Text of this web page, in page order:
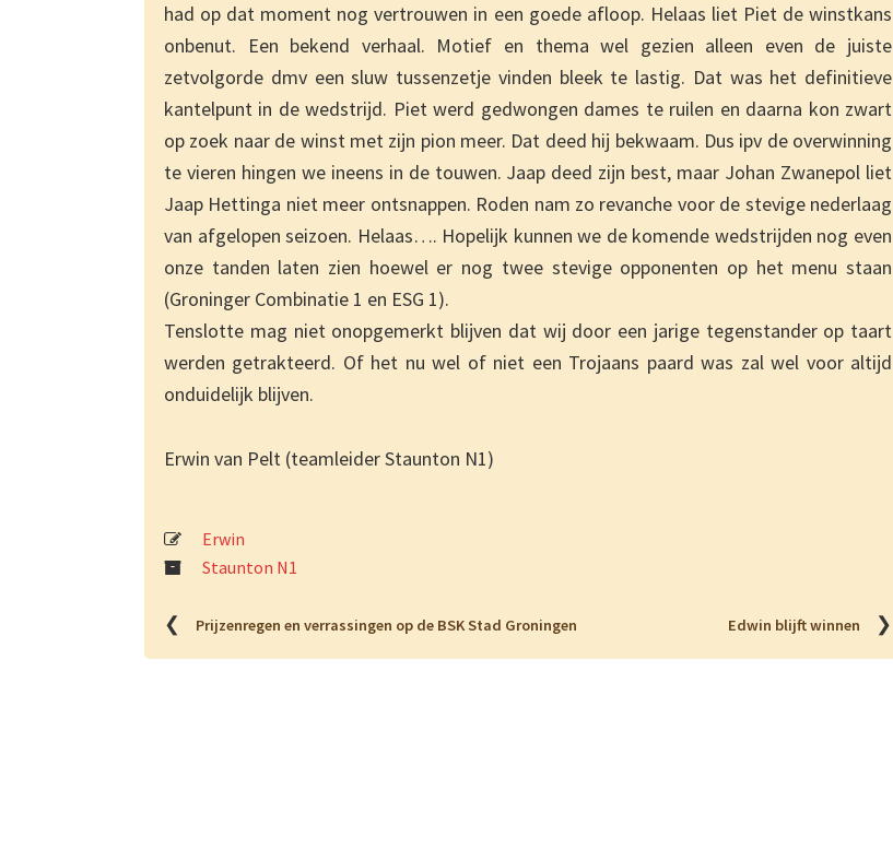
had op dat moment nog vertrouwen in een goede afloop. Helaas liet Piet de winstkans
onbenut. Een bekend verhaal. Motief en thema wel gezien alleen even de juiste
zetvolgorde dmv een sluw tussenzetje vinden bleek te lastig. Dat was het definitieve
kantelpunt in de wedstrijd. Piet werd gedwongen dames te ruilen en daarna kon zwart
op zoek naar de winst met zijn pion meer. Dat deed hij bekwaam. Dus ipv de overwinning
te vieren hingen we ineens in de touwen. Jaap deed zijn best, maar Johan Zwanepol liet
Jaap Hettinga niet meer ontsnappen. Roden nam zo revanche voor de stevige nederlaag
van afgelopen seizoen. Helaas…. Hopelijk kunnen we de komende wedstrijden nog even
onze tanden laten zien hoewel er nog twee stevige opponenten op het menu staan
(Groninger Combinatie 1 en ESG 1).
Tenslotte mag niet onopgemerkt blijven dat wij door een jarige tegenstander op taart
werden getrakteerd. Of het nu wel of niet een Trojaans paard was zal wel voor altijd
onduidelijk blijven.
Erwin van Pelt (teamleider Staunton N1)
Erwin
Staunton N1
❮ Prijzenregen en verrassingen op de BSK Stad Groningen Edwin blijft winnen ❯